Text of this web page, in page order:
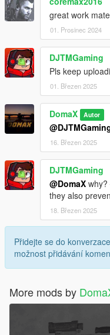
great work mate
01. Prosinec 2024
DJTMGaming
Pls keep
01. Březen 2025
DomaX Autor
16. Březen 2025
DJTMGaming
@DomaX
they also
18. Březen 2025
Přidejte se do
možnost přidávání
More mods by